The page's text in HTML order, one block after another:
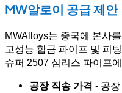
MW알로이 공급 제안
MWAlloys는 중국에 본사
고성능 합금 파이프 및 피
슈퍼 2507 심리스 파이프
공장 직송 가격 - 공